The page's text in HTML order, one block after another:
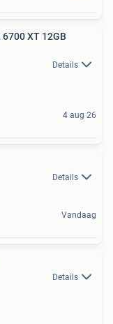
XT 12GB
Details
4 aug 26
Details
Vandaag
Details